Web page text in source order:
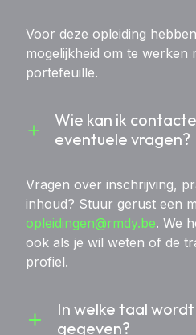
Voor deze opleiding
mogelijkheid om te werken
portefeuille.
Wie kan ik
eventuele vragen?
Vragen over inschrijving,
inhoud? Stuur gerust een
opleidingen@rmdy.be. We
ook als je wil weten of de
profiel.
In welke taal wordt
gegeven?